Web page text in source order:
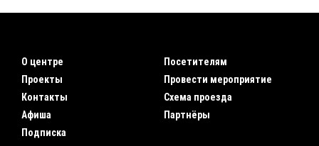
О центре
Проекты
Контакты
Афиша
Подписка
Посетителям
Провести мероприятие
Схема проезда
Партнёры